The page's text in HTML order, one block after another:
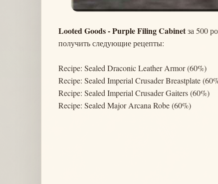
Looted Goods - Purple Filing Cabinetза 500
получить следующие рецепты:
Recipe: Sealed Draconic Leather Armor (60%)
Recipe: Sealed Imperial Crusader Breastplate
Recipe: Sealed Imperial Crusader Gaiters (60%)
Recipe: Sealed Major Arcana Robe (60%)